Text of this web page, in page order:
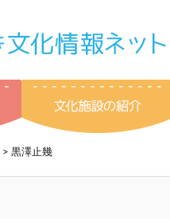
文化イベント情報
> 黒澤止幾